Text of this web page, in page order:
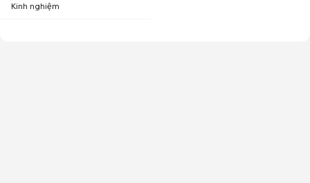
Kinh nghiệm